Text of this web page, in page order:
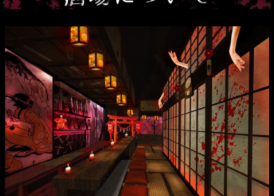
遊
敷
の
お
店
紹
介